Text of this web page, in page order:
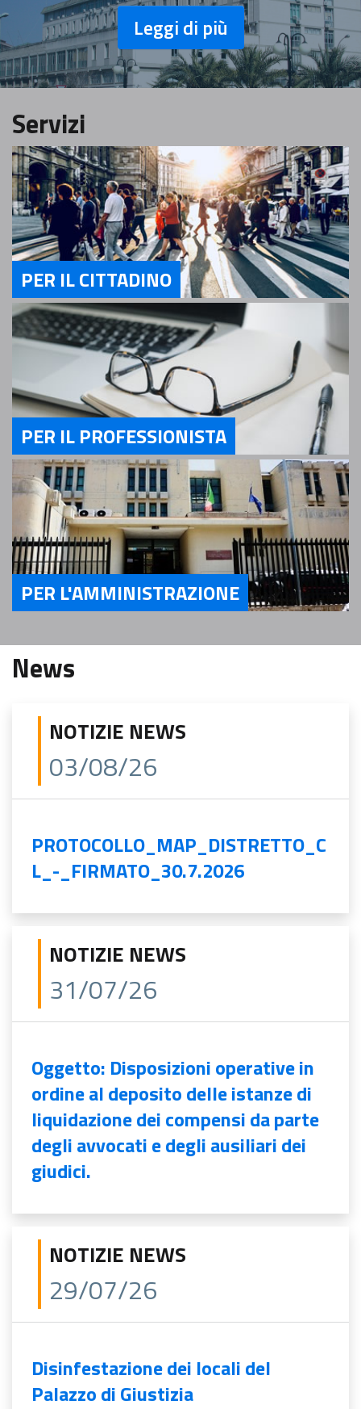
Leggi di più
Servizi
Servizi Per il cittadino
PER IL CITTADINO
Servizi Per il Professionista
PER IL PROFESSIONISTA
PER L'AMMINISTRAZIONE
News
NOTIZIE NEWS
03/08/26
PROTOCOLLO_MAP_DISTRETTO_C
L_-_FIRMATO_30.7.2026
NOTIZIE NEWS
31/07/26
Oggetto: Disposizioni operative in
ordine al deposito delle istanze di
liquidazione dei compensi da parte
degli avvocati e degli ausiliari dei
giudici.
NOTIZIE NEWS
29/07/26
Disinfestazione dei locali del
Palazzo di Giustizia